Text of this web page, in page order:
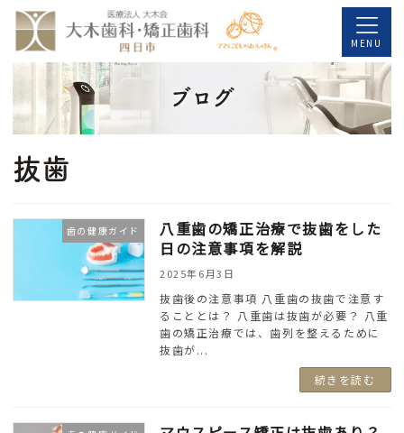
ン
ツ
へ
ス
キ
ー
シ
ョ
ン
に
ブログ
抜歯
歯の健康ガイド
八重歯の矯正治療で抜歯をした
日の注意事項を解説
2025年6月3日
抜歯後の注意事項 八重歯の抜歯で注意す
ることとは？ 八重歯は抜歯が必要？ 八重
歯の矯正治療では、歯列を整えるために
抜歯が...
続きを読む
MENU